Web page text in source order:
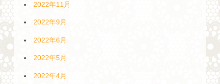
2022年11月
2022年9月
2022年6月
2022年5月
2022年4月